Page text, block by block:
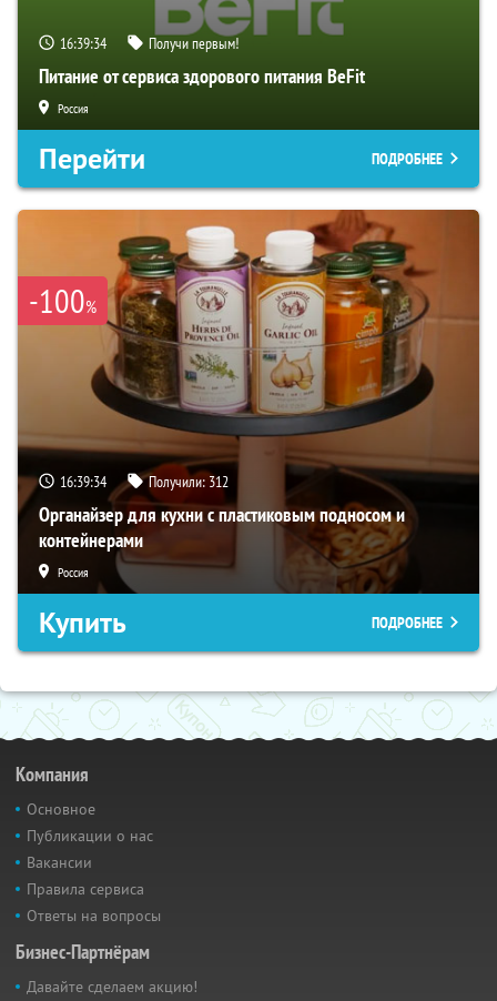
16:39:34 Получи первым!
Питание от сервиса здорового питания BeFit
Россия
Перейти ПОДРОБНЕЕ
-100%
16:39:34 Получили: 312
Органайзер для кухни с пластиковым подносом и
контейнерами
Россия
Купить ПОДРОБНЕЕ
Компания
Основное
Публикации о нас
Вакансии
Правила сервиса
Ответы на вопросы
Бизнес-Партнёрам
Давайте сделаем акцию!